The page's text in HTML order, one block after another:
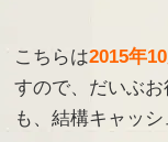
こちらは2015年
すので、だいぶ
も、結構キャッ